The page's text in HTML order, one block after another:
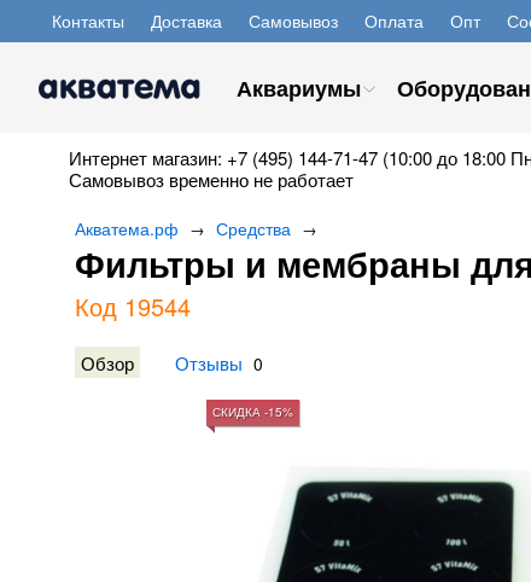
Контакты Доставка Самовывоз Оплата Опт
Аквариумы
Интернет магазин: +7 (495) 144-71-47 (10:00 до 18:00
Самовывоз временно не работает
Акватема.рф → Средства →
Фильтры и мембраны
Код 19544
Обзор Отзывы 0
СКИДКА -15%